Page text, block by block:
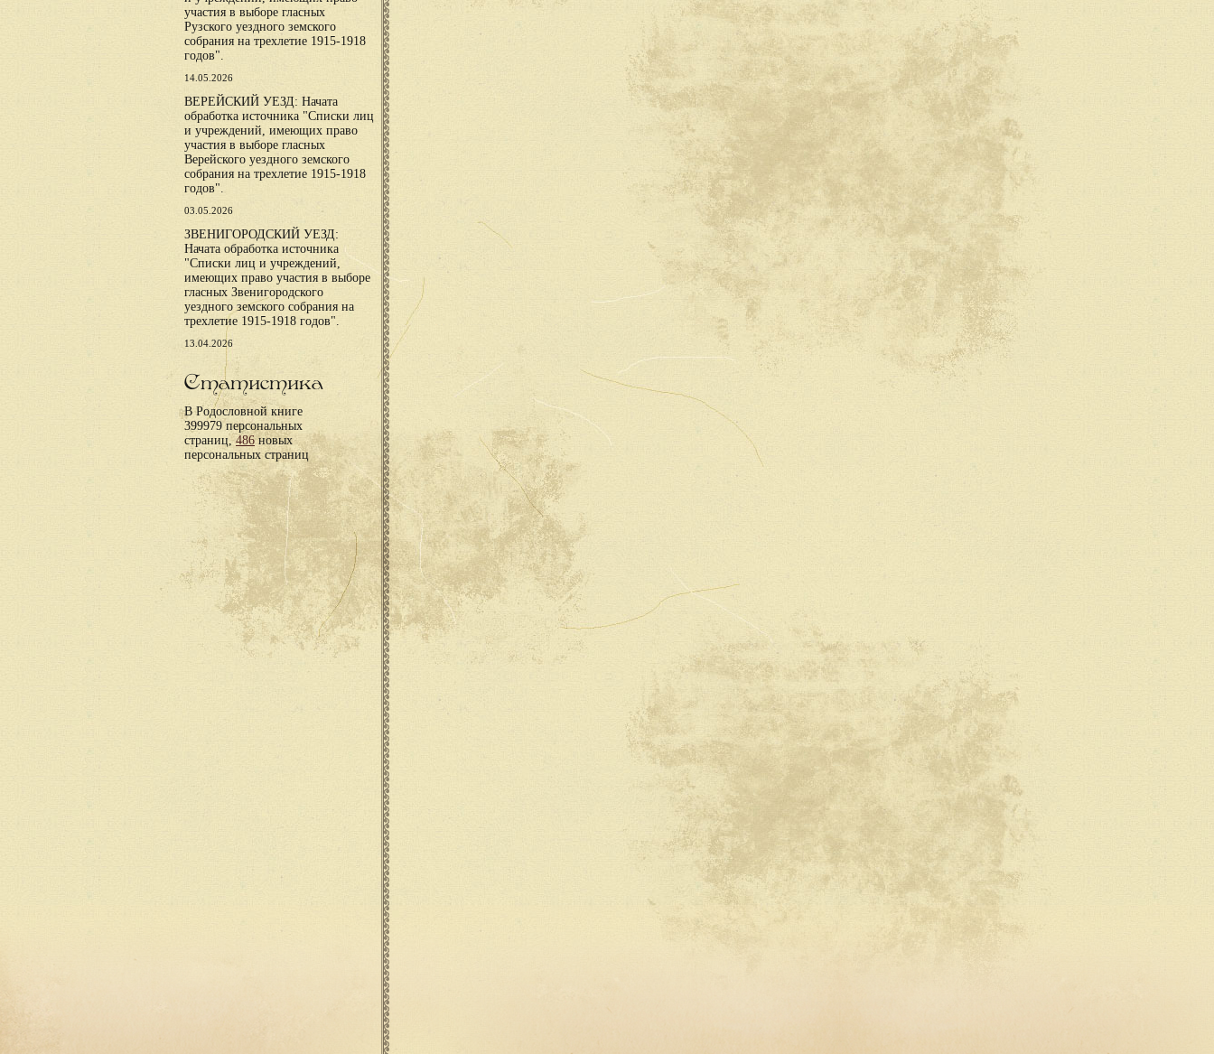
участия в выборе гласных
Рузского уездного земского
собрания на трехлетие 1915-1918
годов".
14.05.2026
ВЕРЕЙСКИЙ УЕЗД: Начата
обработка источника "Списки лиц
и учреждений, имеющих право
участия в выборе гласных
Верейского уездного земского
собрания на трехлетие 1915-1918
годов".
03.05.2026
ЗВЕНИГОРОДСКИЙ УЕЗД:
Начата обработка источника
"Списки лиц и учреждений,
имеющих право участия в выборе
гласных Звенигородского
уездного земского собрания на
трехлетие 1915-1918 годов".
13.04.2026
Статистика
В Родословной книге
399979 персональных
страниц,486новых
персональных страниц